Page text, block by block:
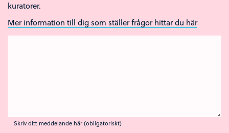
kuratorer.
Mer information till dig som ställer frågor hittar du här
Skriv ditt meddelande här (obligatoriskt)